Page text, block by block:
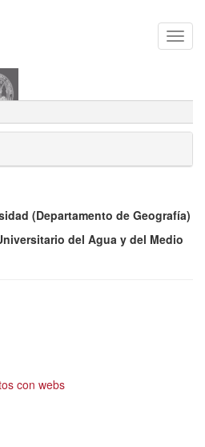
SARRIA
(Departamento de Geografía)
del Agua y del Medio
con webs